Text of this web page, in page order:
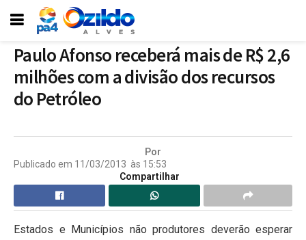
Paulo Afonso receberá mais de R$ 2,6
milhões com a divisão dos recursos
do Petróleo
Por
Publicado em 11/03/2013 às 15:53
Compartilhar
Estados e Municípios não produtores deverão esperar